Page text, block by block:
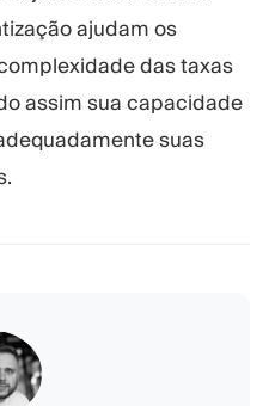
ajudam os
das taxas
assim sua capacidade
suas